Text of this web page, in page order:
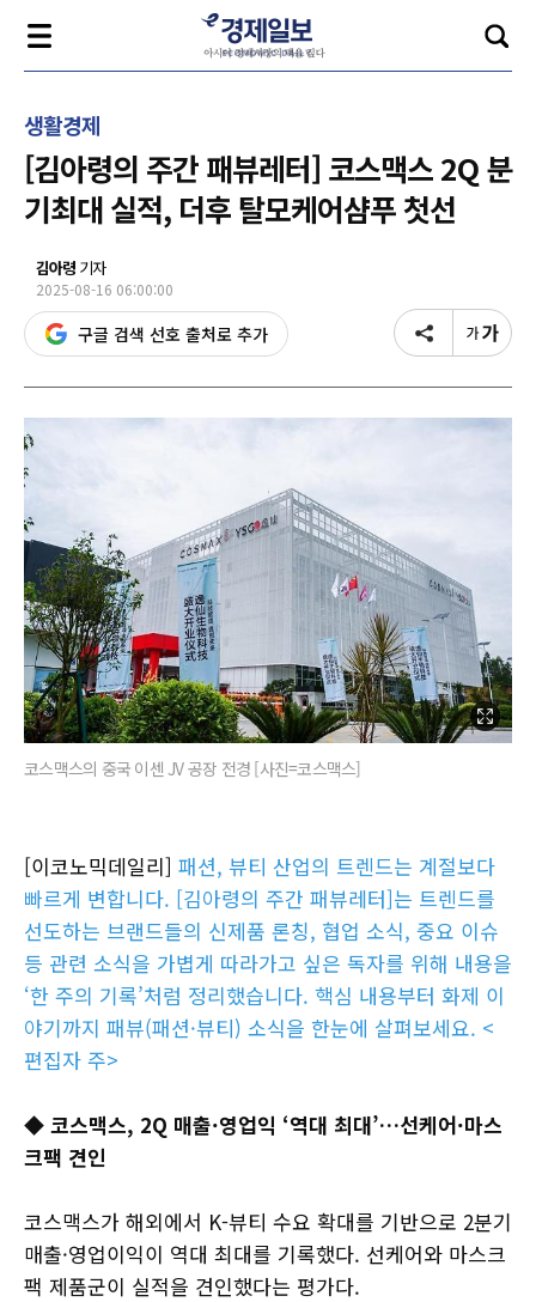
생활경제
[김아령의 주간 패뷰레터] 코스맥스 2Q 분
기최대 실적, 더후 탈모케어샴푸 첫선
김아령 기자
2025-08-16 06:00:00
구글 검색 선호 출처로 추가
코스맥스의 중국 이센 JV 공장 전경 [사진=코스맥스]
[이코노믹데일리] 패션, 뷰티 산업의 트렌드는 계절보다
빠르게 변합니다. [김아령의 주간 패뷰레터]는 트렌드를
선도하는 브랜드들의 신제품 론칭, 협업 소식, 중요 이슈
등 관련 소식을 가볍게 따라가고 싶은 독자를 위해 내용을
‘한 주의 기록’처럼 정리했습니다. 핵심 내용부터 화제 이
야기까지 패뷰(패션·뷰티) 소식을 한눈에 살펴보세요. <
편집자 주>
◆ 코스맥스, 2Q 매출·영업익 ‘역대 최대’…선케어·마스
크팩 견인
코스맥스가 해외에서 K-뷰티 수요 확대를 기반으로 2분기
매출·영업이익이 역대 최대를 기록했다. 선케어와 마스크
팩 제품군이 실적을 견인했다는 평가다.